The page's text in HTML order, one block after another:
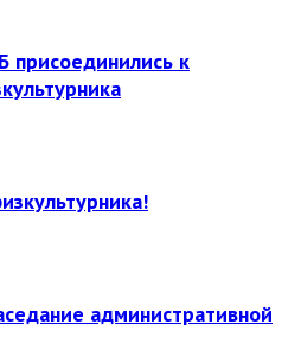
к
административной